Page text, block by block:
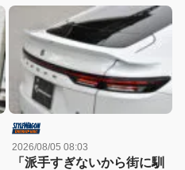
モデリスタのディーラーで
買える流麗スタイル
2026/08/05 08:03
「派手すぎないから街に馴